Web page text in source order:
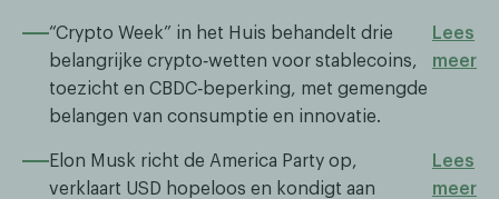
“Crypto Week” in het Huis behandelt drie
belangrijke crypto‑wetten voor stablecoins,
toezicht en CBDC‑beperking, met gemengde
belangen van consumptie en innovatie.​​
Lees
meer
Elon Musk richt de America Party op,
verklaart USD hopeloos en kondigt aan
Lees
meer